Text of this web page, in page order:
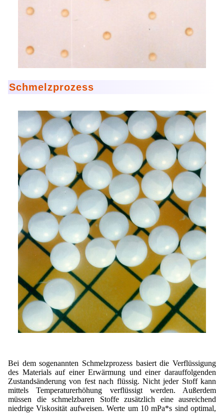
Mikrokugeln für Instant-Getränkepulver
A Leap Forward to Shaping Better Products –
Microencapsulation and Microgranulation
Drip Casting Technologies at BRACE - An overview
(Movie)
Schmelzprozess
Bei dem sogenannten Schmelzprozess basiert die Verflüssigung
des Materials auf einer Erwärmung und einer darauffolgenden
Zustandsänderung von fest nach flüssig. Nicht jeder Stoff kann
mittels Temperaturerhöhung verflüssigt werden. Außerdem
müssen die schmelzbaren Stoffe zusätzlich eine ausreichend
niedrige Viskosität aufweisen. Werte um 10 mPa*s sind optimal,